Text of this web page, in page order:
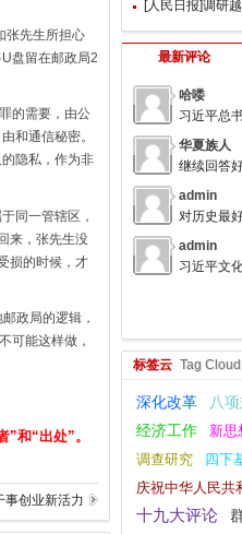
张先生所担心
盘留在邮政局2
的需要，由公
和通信秘密。
隐私，作为非
同一管辖区，
来，张先生没
损的时候，才
政局的逻辑，
可能这样做，
和“出处”。
事创业新活力
最新评论
哈喽
华夏族人
admin
admin
标签云 Tag Cloud
深化改革
八
经济工作
新思
调查研究
四下
庆祝中华人民共
十九大评论